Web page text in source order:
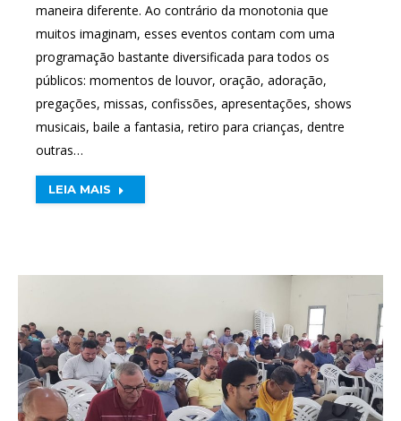
maneira diferente. Ao contrário da monotonia que
muitos imaginam, esses eventos contam com uma
programação bastante diversificada para todos os
públicos: momentos de louvor, oração, adoração,
pregações, missas, confissões, apresentações, shows
musicais, baile a fantasia, retiro para crianças, dentre
outras…
LEIA MAIS